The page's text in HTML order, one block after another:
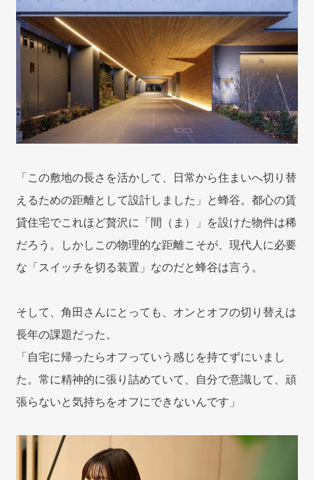
「この敷地の長さを活かして、日常から住まいへ切り替
えるための距離として設計しました」と蜂谷。都心の賃
貸住宅でこれほど贅沢に「間（ま）」を設けた物件は稀
だろう。しかしこの物理的な距離こそが、現代人に必要
な「スイッチを切る装置」なのだと蜂谷は言う。
そして、角田さんにとっても、オンとオフの切り替えは
長年の課題だった。
「自宅に帰ったらオフっていう感じを持てずにいまし
た。常に精神的に張り詰めていて、自分で意識して、頑
張らないと気持ちをオフにできないんです」